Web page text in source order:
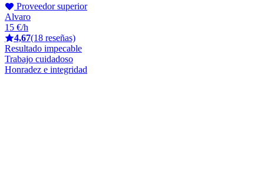
Proveedor superior
Alvaro
15 €/h
4,67(18 reseñas)
Resultado impecable
Trabajo cuidadoso
Honradez e integridad